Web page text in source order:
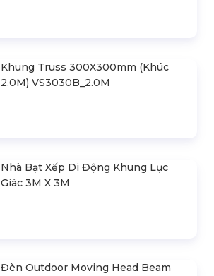
Khung Truss 300X300mm (Khúc
2.0M) VS3030B_2.0M
Nhà Bạt Xếp Di Động Khung Lục
Giác 3M X 3M
Đèn Outdoor Moving Head Beam